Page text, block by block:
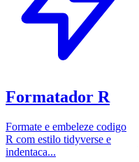
Formatador R
Formate e embeleze codigo
R com estilo tidyverse e
indentaca...